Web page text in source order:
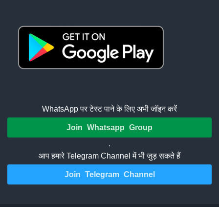
WhatsApp पर टेस्ट पाने के लिए अभी जॉइन करें
Join Whatsapp Group
.
आप हमारे Telegram Channel में भी जुड़ सकते हैं
Join Telegram Channel